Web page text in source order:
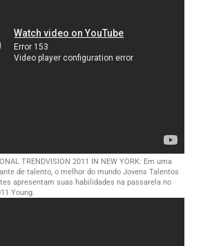
TRENDVISION 2011 IN NEW YORK: Em uma
de talento, o melhor do mundo Jovens Talentos
apresentam suas habilidades na passarela no
Young.